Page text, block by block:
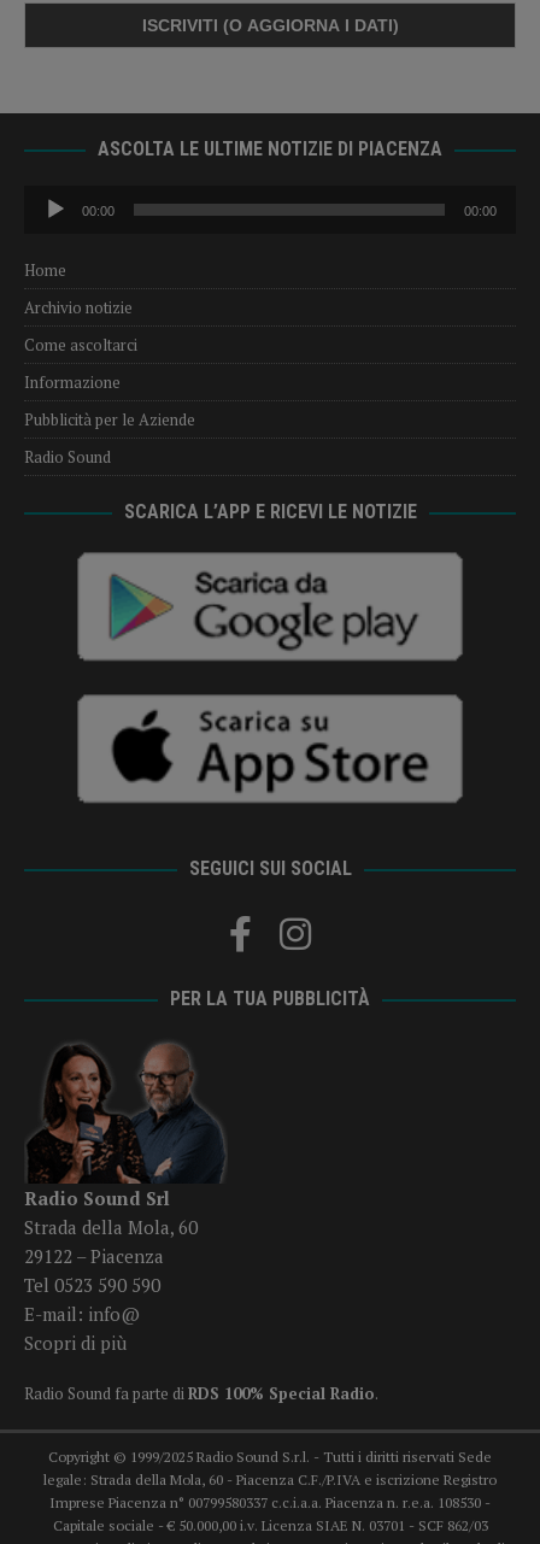
ASCOLTA LE ULTIME NOTIZIE DI PIACENZA
Audio
Player
00:00 00:00
Home
Archivio notizie
Come ascoltarci
Informazione
Pubblicità per le Aziende
Radio Sound
SCARICA L’APP E RICEVI LE NOTIZIE
SEGUICI SUI SOCIAL
PER LA TUA PUBBLICITÀ
Radio Sound Srl
Strada della Mola, 60
29122 – Piacenza
Tel 0523 590 590
E-mail: info@
Scopri di più
Radio Sound fa parte diRDS 100% Special Radio.
Copyright © 1999/2025 Radio Sound S.r.l. - Tutti i diritti riservati Sede
legale: Strada della Mola, 60 - Piacenza C.F./P.IVA e iscrizione Registro
Imprese Piacenza n° 00799580337 c.c.i.a.a. Piacenza n. r.e.a. 108530 -
Capitale sociale - € 50.000,00 i.v. Licenza SIAE N. 03701 - SCF 862/03